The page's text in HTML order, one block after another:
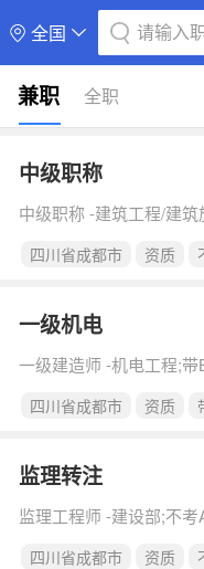
全国 请输入
兼职 全职
中级职称
中级职称 -建筑工程/建
四川省成都市
资质
一级机电
一级建造师 -机电工程;带
四川省成都市
资质
监理转注
监理工程师 -建设部;不
四川省成都市
资质